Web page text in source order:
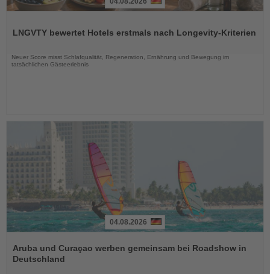
dieLNGVTY bewertet Hotels erstmals nach Longevity-Kriterien
Neuer Score misst Schlafqualität, Regeneration, Ernährung und Bewegung im
tatsächlichen Gästeerlebnis
Sie
die
04.08.2026
Aruba und Curaçao werben gemeinsam bei Roadshow in
Deutschland